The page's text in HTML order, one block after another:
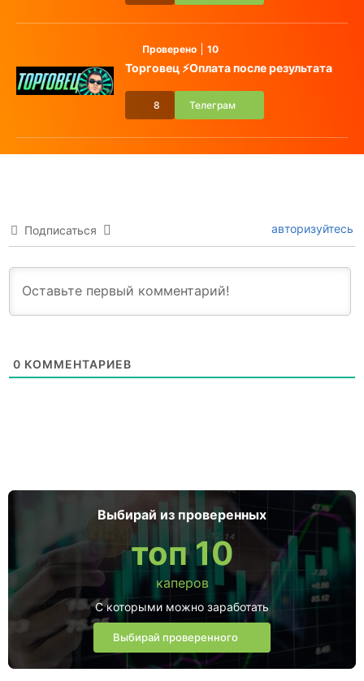
Проверено 10
Торговец ⚡️Оплата после результата
8 Телеграм
Подписаться авторизуйтесь
0 КОММЕНТАРИЕВ
Выбирай из проверенных
топ 10
каперов
С которыми можно заработать
Выбирай проверенного